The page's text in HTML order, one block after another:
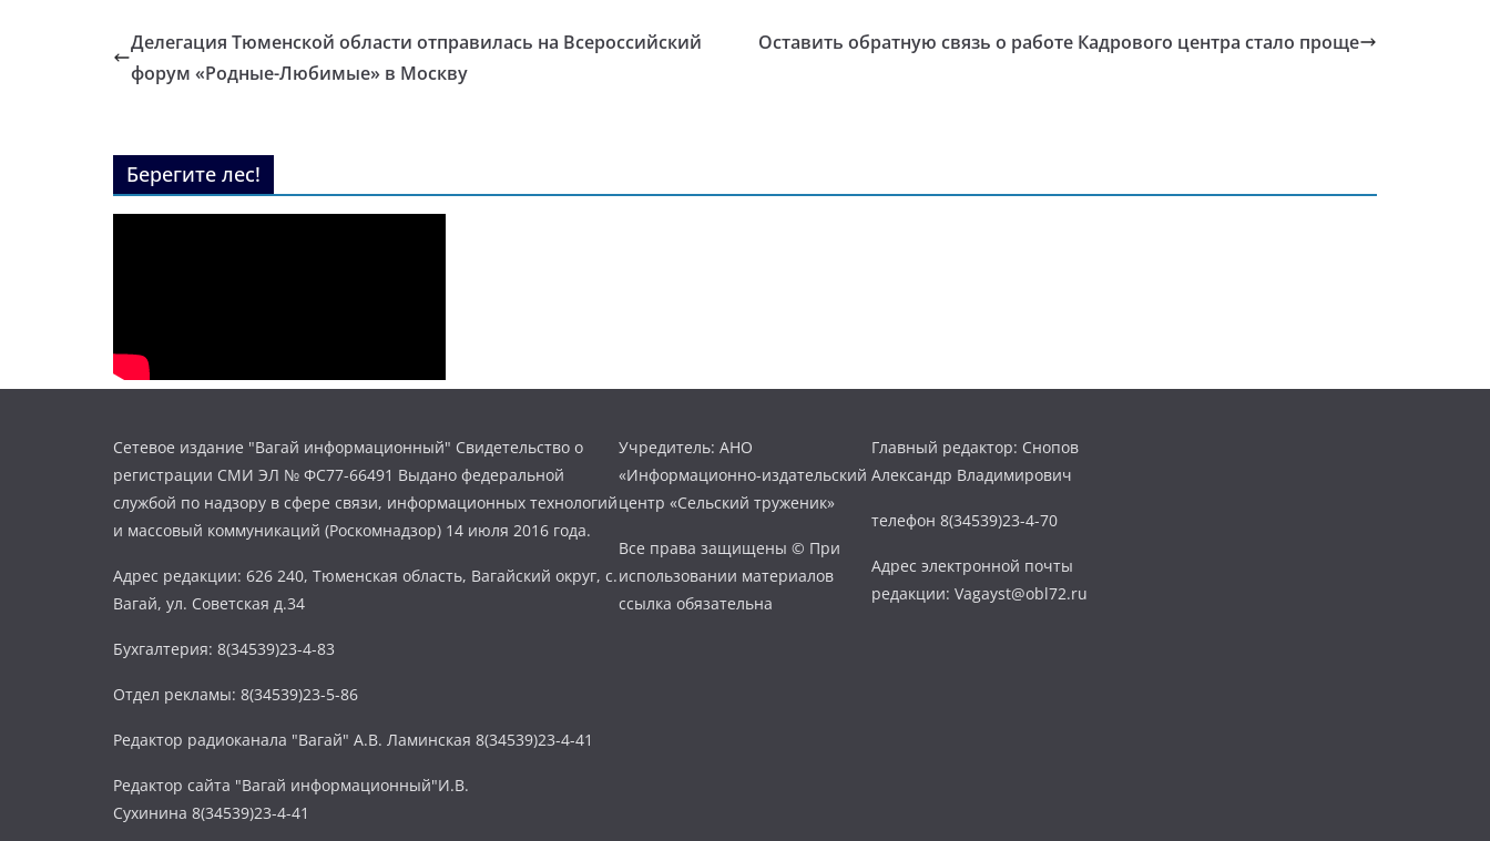
Делегация Тюменской области отправилась на Всероссийский
форум «Родные-Любимые» в Москву
Оставить обратную связь о работе Кадрового центра стало проще
Берегите лес!
Сетевое издание "Вагай информационный" Свидетельство о
регистрации СМИ ЭЛ № ФС77-66491 Выдано федеральной
службой по надзору в сфере связи, информационных технологий
и массовый коммуникаций (Роскомнадзор) 14 июля 2016 года.
Адрес редакции: 626 240, Тюменская область, Вагайский округ, с.
Вагай, ул. Советская д.34
Бухгалтерия: 8(34539)23-4-83
Отдел рекламы: 8(34539)23-5-86
Редактор радиоканала "Вагай" А.В. Ламинская 8(34539)23-4-41
Редактор сайта "Вагай информационный"И.В.
Сухинина 8(34539)23-4-41
Учредитель: АНО
«Информационно-издательский
центр «Сельский труженик»
Все права защищены © При
использовании материалов
ссылка обязательна
Главный редактор: Снопов
Александр Владимирович
телефон 8(34539)23-4-70
Адрес электронной почты
редакции: Vagayst@obl72.ru